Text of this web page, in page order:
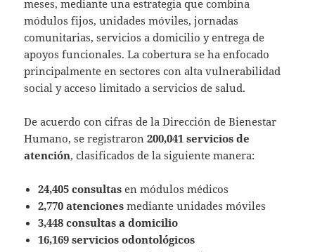
meses, mediante una estrategia que combina
módulos fijos, unidades móviles, jornadas
comunitarias, servicios a domicilio y entrega de
apoyos funcionales. La cobertura se ha enfocado
principalmente en sectores con alta vulnerabilidad
social y acceso limitado a servicios de salud.
De acuerdo con cifras de la Dirección de Bienestar
Humano, se registraron200,041 servicios de
atención, clasificados de la siguiente manera:
24,405 consultas en módulos médicos
2,770 atenciones mediante unidades móviles
3,448 consultas a domicilio
16,169 servicios odontológicos